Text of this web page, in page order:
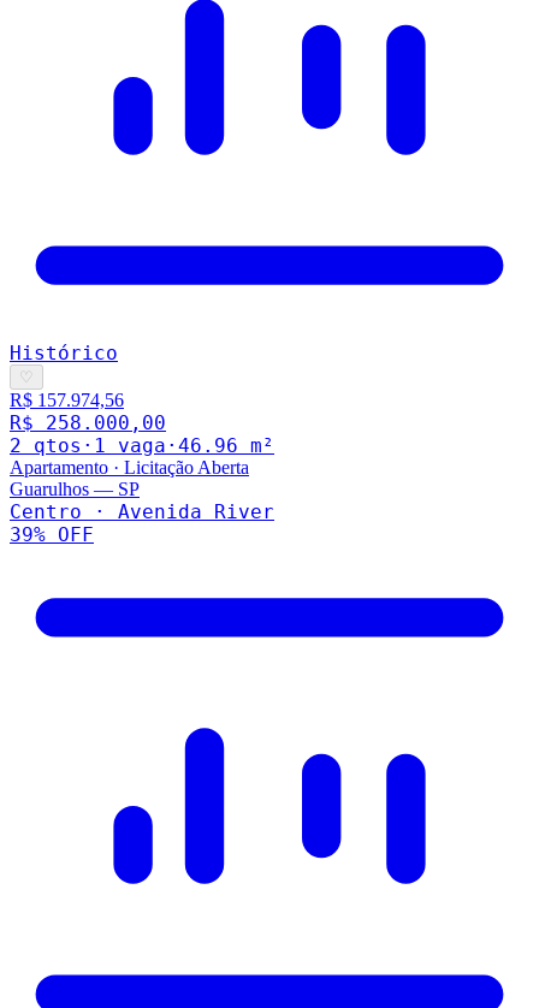
Histórico
♡
R$ 157.974,56
R$ 258.000,00
2 qtos · 1 vaga · 46.96 m²
Apartamento · Licitação Aberta
Guarulhos — SP
Centro · Avenida River
39% OFF